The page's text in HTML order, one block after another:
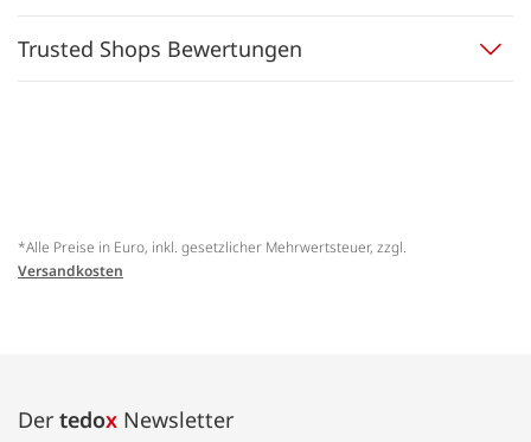
Trusted Shops Bewertungen
*Alle Preise in Euro, inkl. gesetzlicher Mehrwertsteuer, zzgl.
Versandkosten
Der tedox Newsletter